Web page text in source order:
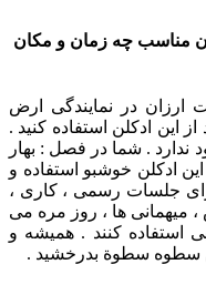
مناسب چه زمان و مکان
ارزان در نمایندگی ارض
این ادکلن استفاده کنید .
ندارد . شما در فصل : بهار
این ادکلن خوشبو استفاده و
جلسات رسمی ، کاری ،
میهمانی ها ، روز مره می
استفاده کنند . همیشه و
سطوه سطوة بدرخشید .